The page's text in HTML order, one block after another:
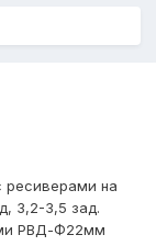
ресиверами на
3,2-3,5 зад.
РВД-Ф22мм